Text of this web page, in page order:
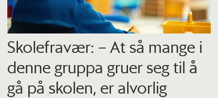
Skolefravær: – At så mange i
denne gruppa gruer seg til å
gå på skolen, er alvorlig